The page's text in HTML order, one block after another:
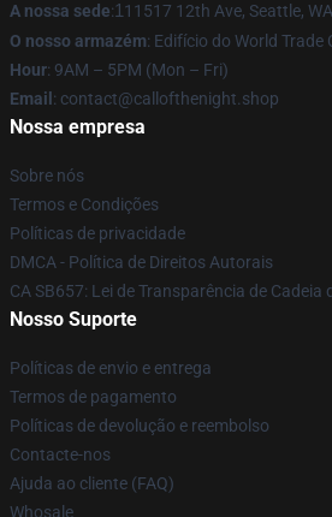
A nossa sede:1 11517 12th Ave, Seattle,
O nosso armazém: Edifício do World Trade
Hour: 9AM – 5PM (Mon – Fri)
Email : contact@callofthenight.shop
Nossa empresa
Sobre nós
Termos e Condições
Políticas de privacidade
DMCA - Política de Direitos Autorais
CA SB657: Lei de Transparência de Cadeia
Nosso Suporte
Políticas de envio e entrega
Termos de pagamento
Políticas de devolução e reembolso
Contacte-nos
Ajuda ao cliente (FAQ)
Whosale